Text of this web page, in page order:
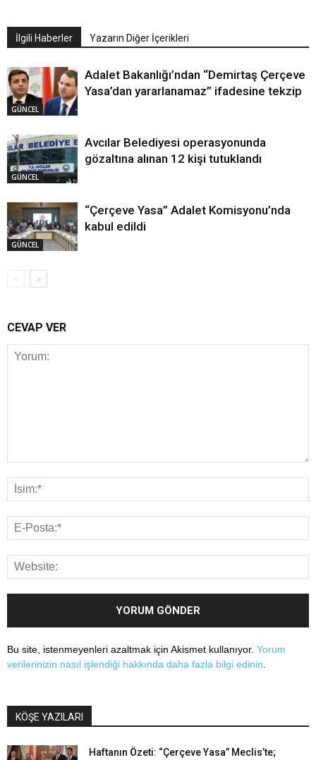
İlgili Haberler Yazarın Diğer İçerikleri
GÜNCEL
Adalet Bakanlığı’ndan “Demirtaş Çerçeve
Yasa’dan yararlanamaz” ifadesine tekzip
GÜNCEL
Avcılar Belediyesi operasyonunda
gözaltına alınan 12 kişi tutuklandı
GÜNCEL
“Çerçeve Yasa” Adalet Komisyonu’nda
kabul edildi
CEVAP VER
Bu site, istenmeyenleri azaltmak için Akismet kullanıyor. Yorum
verilerinizin nasıl işlendiği hakkında daha fazla bilgi edinin
KÖŞE YAZILARI
Haftanın Özeti: “Çerçeve Yasa” Meclis’te;